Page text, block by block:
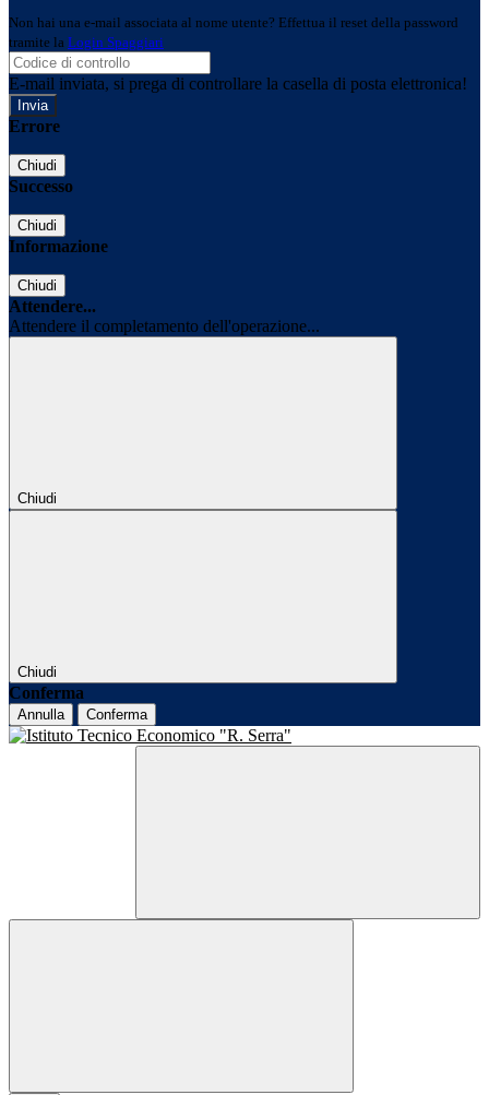
Non hai una e-mail associata al nome utente? Effettua il reset della password
tramite la Login Spaggiari
E-mail inviata, si prega di controllare la casella di posta elettronica!
Errore
Chiudi
Successo
Chiudi
Informazione
Chiudi
Attendere...
Attendere il completamento dell'operazione...
Chiudi
Chiudi
Conferma
Annulla Conferma